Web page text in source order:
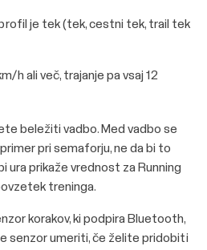
je tek (tek, cestni tek, trail tek
h ali več, trajanje pa vsaj 12
beležiti vadbo. Med vadbo se
pri semaforju, ne da bi to
ura prikaže vrednost za Running
treninga.
korakov, ki podpira Bluetooth,
senzor umeriti, če želite pridobiti